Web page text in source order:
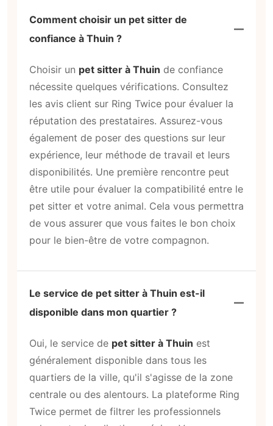
Comment choisir un pet sitter de
confiance à Thuin ?
Choisir un pet sitter à Thuin de confiance
nécessite quelques vérifications. Consultez
les avis client sur Ring Twice pour évaluer la
réputation des prestataires. Assurez-vous
également de poser des questions sur leur
expérience, leur méthode de travail et leurs
disponibilités. Une première rencontre peut
être utile pour évaluer la compatibilité entre le
pet sitter et votre animal. Cela vous permettra
de vous assurer que vous faites le bon choix
pour le bien-être de votre compagnon.
Le service de pet sitter à Thuin est-il
disponible dans mon quartier ?
Oui, le service de pet sitter à Thuin est
généralement disponible dans tous les
quartiers de la ville, qu'il s'agisse de la zone
centrale ou des alentours. La plateforme Ring
Twice permet de filtrer les professionnels